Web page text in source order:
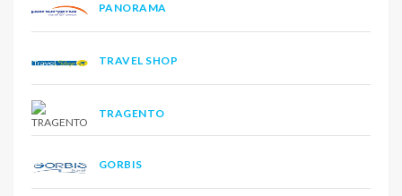
PANORAMA
TRAVEL SHOP
TRAGENTO
GORBIS